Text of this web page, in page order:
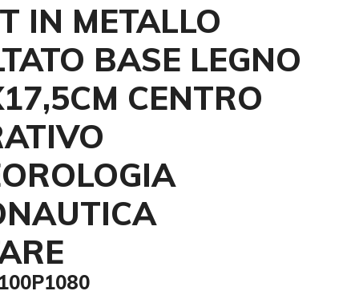
IN METALLO
BASE LEGNO
CENTRO